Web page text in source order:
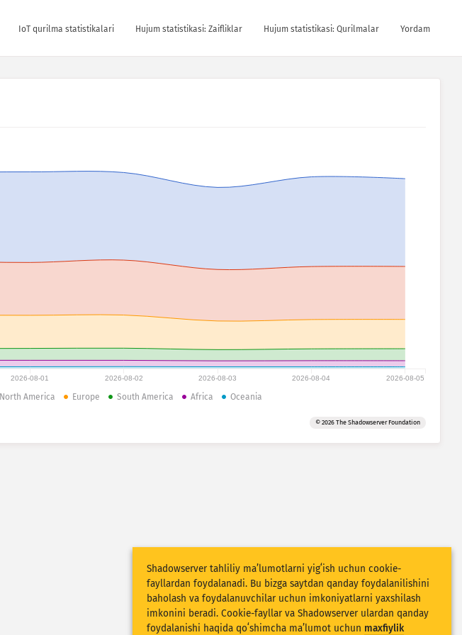
IoT qurilma statistikalari Hujum statistikasi: Zaifliklar Hujum statistikasi: Qurilmalar Yordam
2026-08-01 2026-08-02 2026-08-03 2026-08-04 2026-08-05
North America Europe South America Africa Oceania
© 2026 The Shadowserver Foundation
Shadowserver tahliliy maʼlumotlarni yigʻish uchun cookie-
fayllardan foydalanadi. Bu bizga saytdan qanday foydalanilishini
baholash va foydalanuvchilar uchun imkoniyatlarni yaxshilash
imkonini beradi. Cookie-fayllar va Shadowserver ulardan qanday
foydalanishi haqida qoʻshimcha maʼlumot uchun maxfiylik